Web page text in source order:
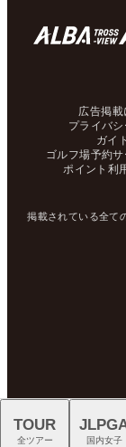
広告掲載
プライバ
ガイ
ゴルフ場予約
ポイント利
掲載されている全て
TOUR
全ツアー 国内女子